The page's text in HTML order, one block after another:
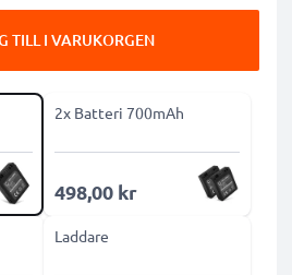
TILL I VARUKORGEN
2x Batteri 700mAh
498,00 kr
Laddare